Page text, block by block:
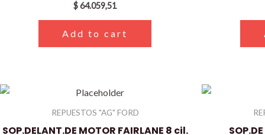
$64.059,51
Add to cart
REPUESTOS "AG" FORD
SOP.DELANT.DE MOTOR FAIRLANE 8 cil.